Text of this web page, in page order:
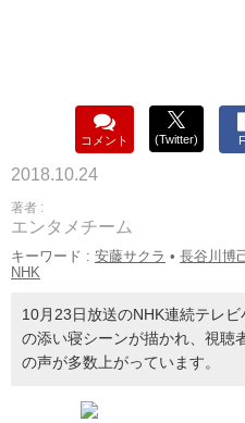
コメント (Twitter)
2018.10.24
著者 :
エンタメチーム
キーワード : 安藤サクラ • 長谷川博
NHK
10月23日放送のNHK連続テレ
の添い寝シーンが描かれ、視聴
の声が多数上がっています。